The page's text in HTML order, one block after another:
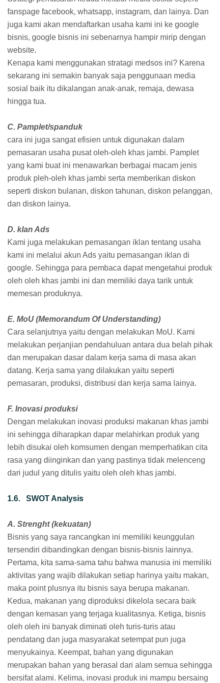
fanspage facebook, whatsapp, instagram, dan lainya. Dan
juga kami akan mendaftarkan usaha kami ini ke google
bisnis, google bisnis ini sebenarnya hampir mirip dengan
website.
Kenapa kami menggunakan stratagi medsos ini? Karena
sekarang ini semakin banyak saja penggunaan media
sosial baik itu dikalangan anak-anak, remaja, dewasa
hingga tua.
C. Pamplet/spanduk
cara ini juga sangat efisien untuk digunakan dalam
pemasaran usaha pusat oleh-oleh khas jambi. Pamplet
yang kami buat ini menawarkan berbagai macam jenis
produk pleh-oleh khas jambi serta memberikan diskon
seperti diskon bulanan, diskon tahunan, diskon pelanggan,
dan diskon lainya.
D. klan Ads
Kami juga melakukan pemasangan iklan tentang usaha
kami ini melalui akun Ads yaitu pemasangan iklan di
google. Sehingga para pembaca dapat mengetahui produk
oleh oleh khas jambi ini dan memiliki daya tarik untuk
memesan produknya.
E. MoU (Memorandum Of Understanding)
Cara selanjutnya yaitu dengan melakukan MoU. Kami
melakukan perjanjian pendahuluan antara dua belah pihak
dan merupakan dasar dalam kerja sama di masa akan
datang. Kerja sama yang dilakukan yaitu seperti
pemasaran, produksi, distribusi dan kerja sama lainya.
F. Inovasi produksi
Dengan melakukan inovasi produksi makanan khas jambi
ini sehingga diharapkan dapar melahirkan produk yang
lebih disukai oleh komsumen dengan memperhatikan cita
rasa yang diinginkan dan yang pastinya tidak melenceng
dari judul yang ditulis yaitu oleh oleh khas jambi.
1.6. SWOT Analysis
A. Strenght (kekuatan)
Bisnis yang saya rancangkan ini memiliki keunggulan
tersendiri dibandingkan dengan bisnis-bisnis lainnya.
Pertama, kita sama-sama tahu bahwa manusia ini memiliki
aktivitas yang wajib dilakukan setiap harinya yaitu makan,
maka point plusnya itu bisnis saya berupa makanan.
Kedua, makanan yang diproduksi dikelola secara baik
dengan kemasan yang terjaga kualitasnya. Ketiga, bisnis
oleh oleh ini banyak diminati oleh turis-turis atau
pendatang dan juga masyarakat setempat pun juga
menyukainya. Keempat, bahan yang digunakan
merupakan bahan yang berasal dari alam semua sehingga
bersifat alami. Kelima, inovasi produk ini mampu bersaing